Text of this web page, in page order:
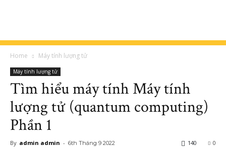
Home Máy tính lượng tử
Máy tính lượng tử
Tìm hiểu máy tính Máy tính
lượng tử (quantum computing)
Phần 1
By admin admin - 6th Tháng 9 2022 0
140